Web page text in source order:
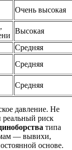
Очень высокая
Высокая
Средняя
Средняя
Средняя
давление. Не
риск
типа
— вывихи,
основе.